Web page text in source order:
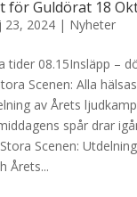
för Guldörat 18
23, 2024| Nyheter
tider 08.15Insläpp –
Scenen: Alla
av Årets
spår drar
Scenen:
Årets...